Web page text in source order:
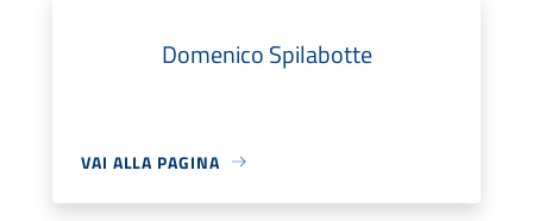
Domenico Spilabotte
VAI ALLA PAGINA